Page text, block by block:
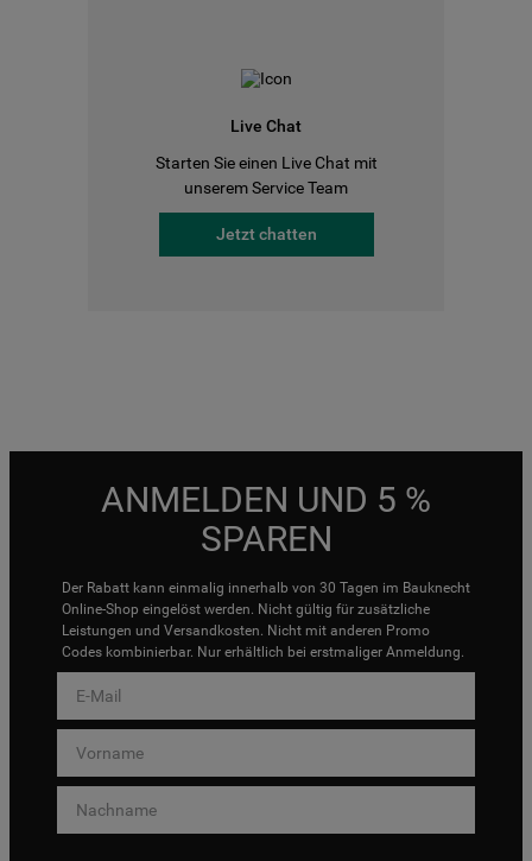
Live Chat
Starten Sie einen Live Chat mit
unserem Service Team
Jetzt chatten
ANMELDEN UND 5 %
SPAREN
Der Rabatt kann einmalig innerhalb von 30 Tagen im Bauknecht
Online-Shop eingelöst werden. Nicht gültig für zusätzliche
Leistungen und Versandkosten. Nicht mit anderen Promo
Codes kombinierbar. Nur erhältlich bei erstmaliger Anmeldung.